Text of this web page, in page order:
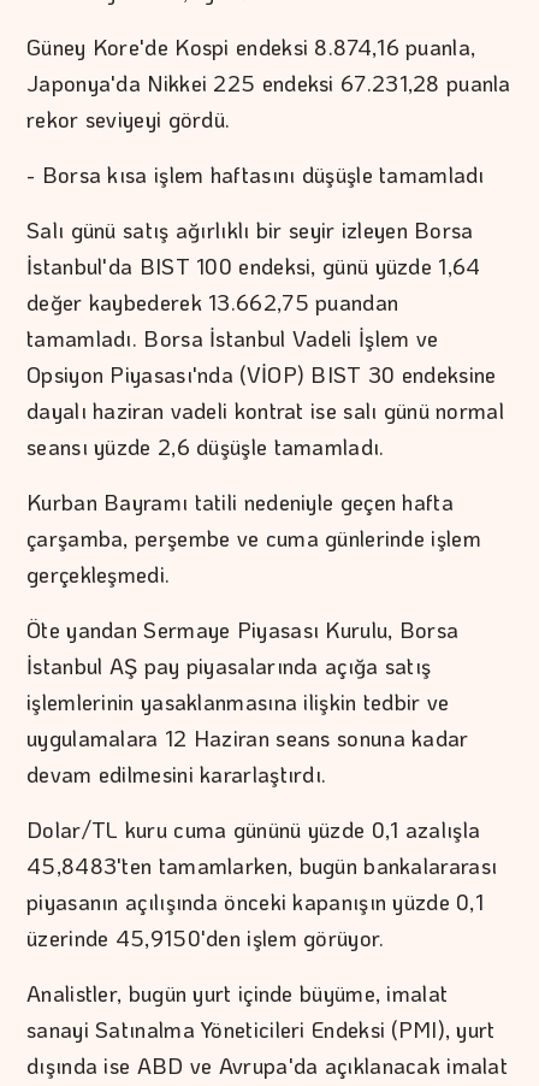
Güney Kore'de Kospi endeksi 8.874,16 puanla,
Japonya'da Nikkei 225 endeksi 67.231,28 puanla
rekor seviyeyi gördü.
- Borsa kısa işlem haftasını düşüşle tamamladı
Salı günü satış ağırlıklı bir seyir izleyen Borsa
İstanbul'da BIST 100 endeksi, günü yüzde 1,64
değer kaybederek 13.662,75 puandan
tamamladı. Borsa İstanbul Vadeli İşlem ve
Opsiyon Piyasası'nda (VİOP) BIST 30 endeksine
dayalı haziran vadeli kontrat ise salı günü normal
seansı yüzde 2,6 düşüşle tamamladı.
Kurban Bayramı tatili nedeniyle geçen hafta
çarşamba, perşembe ve cuma günlerinde işlem
gerçekleşmedi.
Öte yandan Sermaye Piyasası Kurulu, Borsa
İstanbul AŞ pay piyasalarında açığa satış
işlemlerinin yasaklanmasına ilişkin tedbir ve
uygulamalara 12 Haziran seans sonuna kadar
devam edilmesini kararlaştırdı.
Dolar/TL kuru cuma gününü yüzde 0,1 azalışla
45,8483'ten tamamlarken, bugün bankalararası
piyasanın açılışında önceki kapanışın yüzde 0,1
üzerinde 45,9150'den işlem görüyor.
Analistler, bugün yurt içinde büyüme, imalat
sanayi Satınalma Yöneticileri Endeksi (PMI), yurt
dışında ise ABD ve Avrupa'da açıklanacak imalat